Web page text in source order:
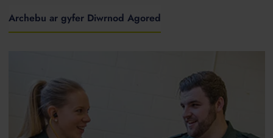
Archebu ar gyfer Diwrnod Agored